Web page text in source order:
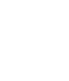
subvencija